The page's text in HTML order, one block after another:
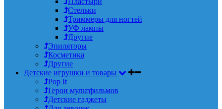
Стельки
Триммеры для ногтей
УФ лампы
Другие
Эпиляторы
Косметика
Другие
Детские игрушки и товары
Pop It
Герои мультфильмов
Детские гаджеты